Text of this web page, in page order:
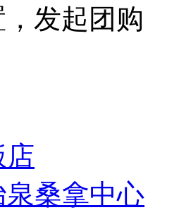
发起团购
店
泉桑拿中心